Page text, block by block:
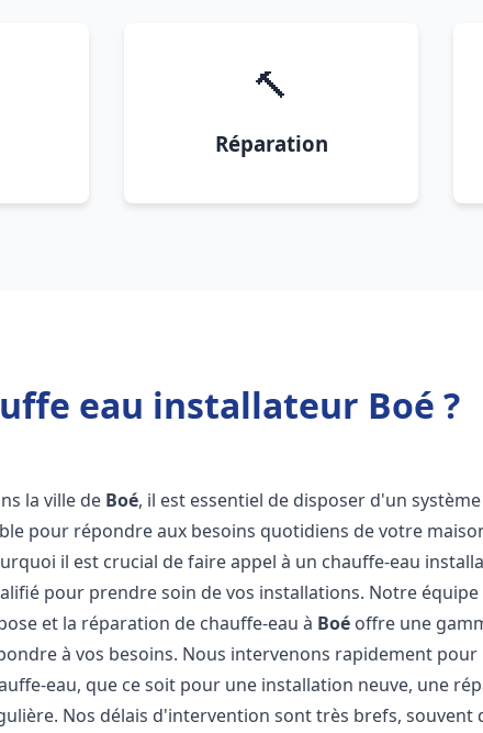
🔨
Réparation
eau installateur Boé ?
la ville de Boé, il est essentiel de disposer d'un
pour répondre aux besoins quotidiens de votre
il est crucial de faire appel à un chauffe-eau
pour prendre soin de vos installations. Notre
et la réparation de chauffe-eau à Boé offre une
à vos besoins. Nous intervenons rapidement
eau, que ce soit pour une installation neuve, une
Nos délais d'intervention sont très brefs, souvent